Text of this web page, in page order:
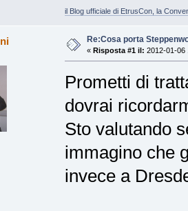
il Blog ufficiale di EtrusCon, la
Re:Cosa porta
« Risposta #1 il: 2012-01-06
Prometti di
dovrai
Sto valutando
immagino che
invece a